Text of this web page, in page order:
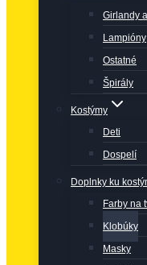
Girlandy
Lampióny
Ostatné
Špirály
Kostýmy
Deti
Dospelí
Doplnky ku
Farby na
Klobúky
Masky